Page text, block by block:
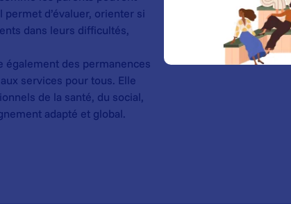
d’évaluer, orienter si
dans leurs difficultés,
également des permanences
services pour tous. Elle
de la santé, du social,
adapté et global.